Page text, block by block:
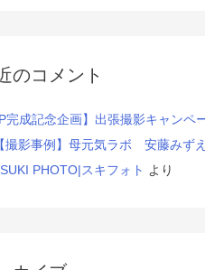
のコメント
完成記念企画】出張撮影キャンペ
【撮影事例】母元気ラボ 安藤みず
PHOTO|スキフォト より